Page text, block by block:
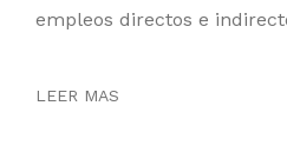
empleos directos e
LEER MAS